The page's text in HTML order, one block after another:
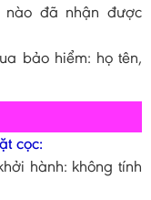
đã nhận được
bảo hiểm: họ tên,
cọc:
hành: không tính